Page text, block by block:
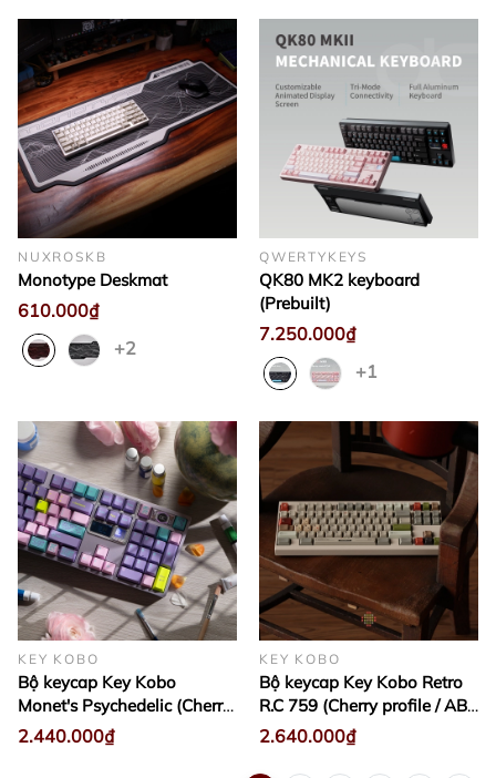
NUXROSKB
Monotype Deskmat
610.000₫
+2
QWERTYKEYS
QK80 MK2 keyboard
(Prebuilt)
7.250.000₫
+1
KEY KOBO
Bộ keycap Key Kobo
Monet's Psychedelic (Cherry
profile / ABS Double-shot)
2.440.000₫
KEY KOBO
Bộ keycap Key Kobo Retro
R.C 759 (Cherry profile / ABS
Double-shot)
2.640.000₫